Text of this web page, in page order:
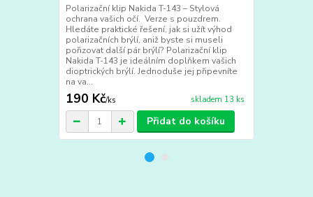
Polarizační klip Nakida T-143 – Stylová
ochrana vašich očí. Verze s pouzdrem.
Hledáte praktické řešení, jak si užít výhod
polarizačních brýlí, aniž byste si museli
pořizovat další pár brýlí? Polarizační klip
Nakida T-143 je ideálním doplňkem vašich
dioptrických brýlí. Jednoduše jej připevníte
na va...
190 Kč/ks skladem 13 ks
Přidat do košíku